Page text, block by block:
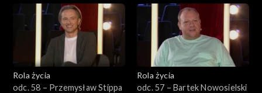
Rola życia
odc. 58 – Przemysław Stippa
Rola życia
odc. 57 – Bartek Nowosielski